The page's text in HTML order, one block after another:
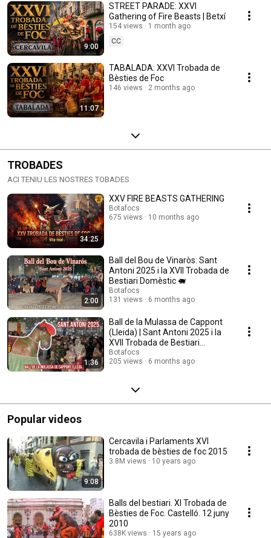
9:00
STREET PARADE: XXVI
Gathering of Fire Beasts | Betxí
154 views
1 month ago
CC
11:07
TABALADA: XXVI Trobada de
Bèsties de Foc
146 views 2 months ago
TROBADES
ACI TENIU LES NOSTRES TOBADES
34:25
XXV FIRE BEASTS GATHERING
Botafocs
675 views
10 months ago
2:00
Ball del Bou de Vinaròs: Sant
Antoni 2025 i la XVII Trobada de
Bestiari Domèstic 🐖
Botafocs
131 views
6 months ago
1:36
Ball de la Mulassa de Cappont
(Lleida) | Sant Antoni 2025 i la
XVII Trobada de Bestiari
Domèstic 🐖
Botafocs
205 views
6 months ago
Popular videos
9:08
Cercavila i Parlaments XVI
trobada de bèsties de foc 2015
3.8M views 10 years ago
Balls del bestiari. XI Trobada de
Bèsties de Foc. Castelló. 12 juny
2010
638K views 15 years ago